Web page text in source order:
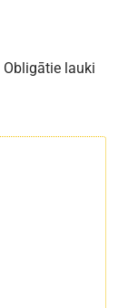
Obligātie lauki